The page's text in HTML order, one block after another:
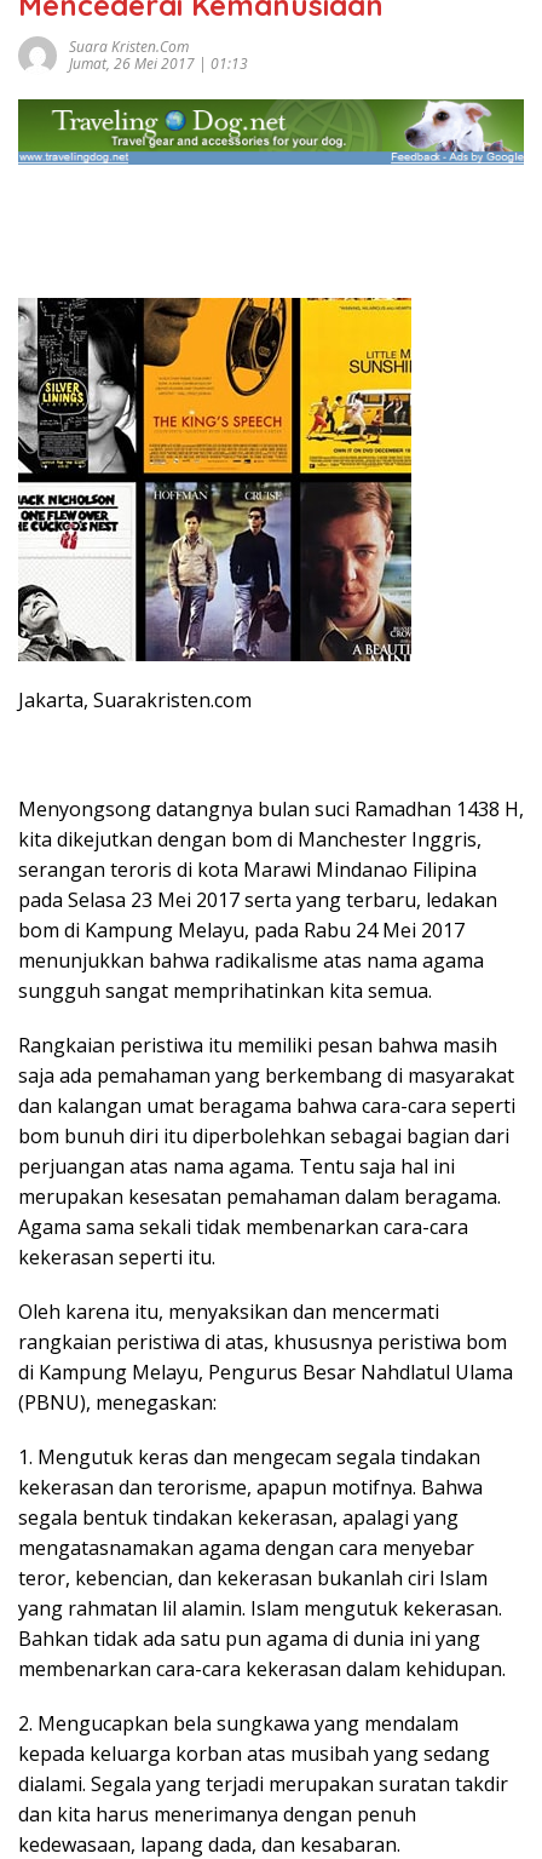
Suara Kristen.com
Jumat, 26 Mei 2017 | 01:13
Jakarta, Suarakristen.com
Menyongsong datangnya bulan suci Ramadhan 1438 H,
kita dikejutkan dengan bom di Manchester Inggris,
serangan teroris di kota Marawi Mindanao Filipina
pada Selasa 23 Mei 2017 serta yang terbaru, ledakan
bom di Kampung Melayu, pada Rabu 24 Mei 2017
menunjukkan bahwa radikalisme atas nama agama
sungguh sangat memprihatinkan kita semua.
Rangkaian peristiwa itu memiliki pesan bahwa masih
saja ada pemahaman yang berkembang di masyarakat
dan kalangan umat beragama bahwa cara-cara seperti
bom bunuh diri itu diperbolehkan sebagai bagian dari
perjuangan atas nama agama. Tentu saja hal ini
merupakan kesesatan pemahaman dalam beragama.
Agama sama sekali tidak membenarkan cara-cara
kekerasan seperti itu.
Oleh karena itu, menyaksikan dan mencermati
rangkaian peristiwa di atas, khususnya peristiwa bom
di Kampung Melayu, Pengurus Besar Nahdlatul Ulama
(PBNU), menegaskan:
1. Mengutuk keras dan mengecam segala tindakan
kekerasan dan terorisme, apapun motifnya. Bahwa
segala bentuk tindakan kekerasan, apalagi yang
mengatasnamakan agama dengan cara menyebar
teror, kebencian, dan kekerasan bukanlah ciri Islam
yang rahmatan lil alamin. Islam mengutuk kekerasan.
Bahkan tidak ada satu pun agama di dunia ini yang
membenarkan cara-cara kekerasan dalam kehidupan.
2. Mengucapkan bela sungkawa yang mendalam
kepada keluarga korban atas musibah yang sedang
dialami. Segala yang terjadi merupakan suratan takdir
dan kita harus menerimanya dengan penuh
kedewasaan, lapang dada, dan kesabaran.